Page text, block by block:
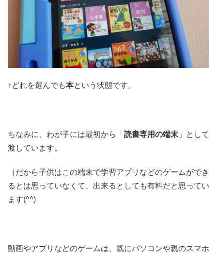
↑どれを選んでも本という状態です。
ちなみに、わが子には最初から「 読書専用の端末 」として
渡しています。
（だから子供はこの端末で学習アプリなどのゲームができ
るとは思っていなくて、出来るとしても有料だと思ってい
ます(^^)
動画やアプリなどのゲームは、既にパソコンや親のスマホ